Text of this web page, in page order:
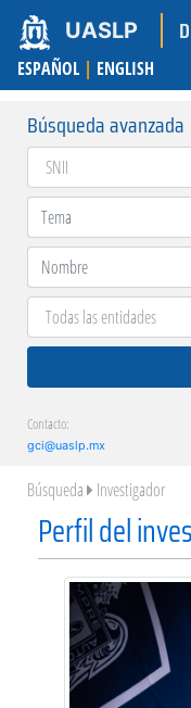
UASLP
ESPAÑOL | ENGLISH
Búsqueda avanzada
Contacto:
gci@uaslp.mx
Búsqueda Investigador
Perfil del